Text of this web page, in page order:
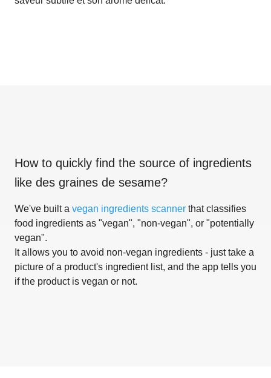
How to quickly find the source of ingredients
like des graines de sesame?
We've built a vegan ingredients scanner that classifies
food ingredients as "vegan", "non-vegan", or "potentially
vegan".
It allows you to avoid non-vegan ingredients - just take a
picture of a product's ingredient list, and the app tells you
if the product is vegan or not.